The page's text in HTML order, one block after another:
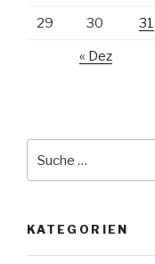
29 30 31
« Dez
nach:
KATEGORIEN